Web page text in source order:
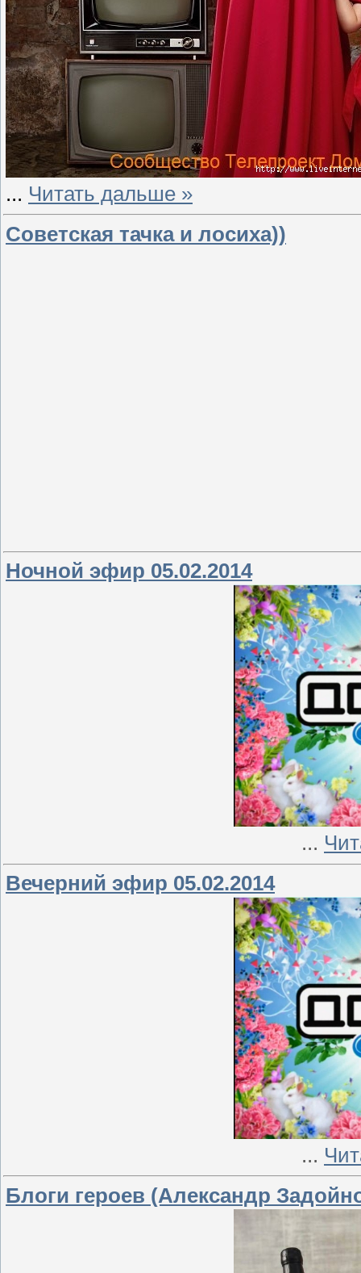
... Читать дальше »
Советская тачка и лосиха))
Ночной эфир 05.02.2014
...
Вечерний эфир 05.02.2014
...
Блоги героев (Александр